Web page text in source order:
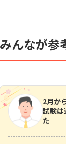
みんなが参
2月か
試験は
た